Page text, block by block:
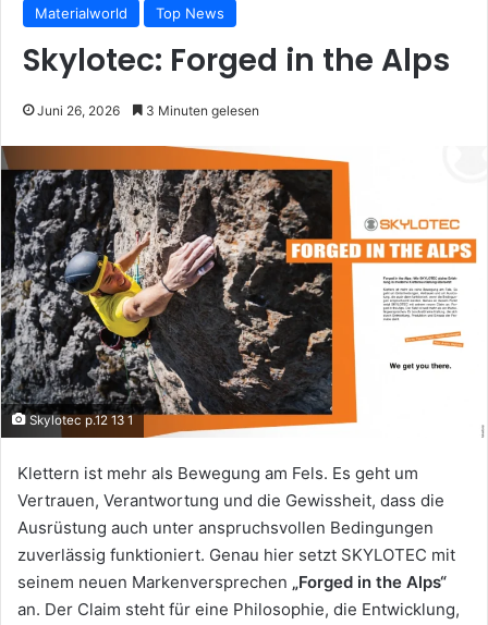
Materialworld Top News
Skylotec: Forged in the Alps
Juni 26, 2026 3 Minuten gelesen
Skylotec p.12 13 1
Klettern ist mehr als Bewegung am Fels. Es geht um
Vertrauen, Verantwortung und die Gewissheit, dass die
Ausrüstung auch unter anspruchsvollen Bedingungen
zuverlässig funktioniert. Genau hier setzt SKYLOTEC mit
seinem neuen Markenversprechen „Forged in the Alps“
an. Der Claim steht für eine Philosophie, die Entwicklung,